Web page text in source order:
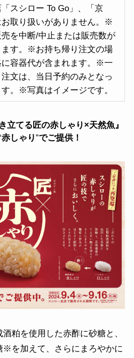
スシロー To Go」、「京
取り扱いがありません。※
を中断/中止または販売数が
す。※お持ち帰り注文の場
容器代が含まれます。※一
文は、当日予約のみとなっ
。※写真はイメージです。
立てる匠の赤しゃり×天然魚』
赤しゃり”でご提供！
粕を使用した赤酢に砂糖と、
※を加えて、さらにまろやかに